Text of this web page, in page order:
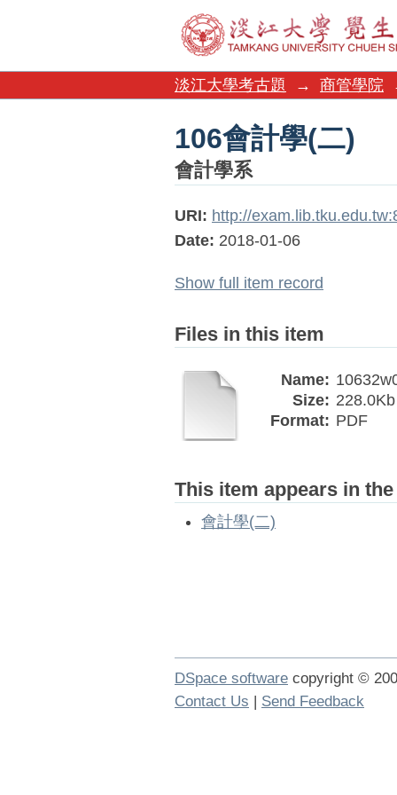
106會計學(二)
淡江大學考古題 → 商管學院
106會計學(二)
會計學系
URI: http://
Date: 2018-01-06
Show full item record
Files in this item
Name:
Size: 228.0Kb
Format: PDF
This item appears in
會計學(二)
DSpace software copyright ©
Contact Us | Send Feedback